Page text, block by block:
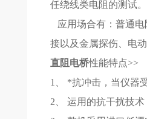
任绕线类电阻的测试。
应用场合有：普通电
接以及金属探伤、电
直阻电桥性能特点>>
1、 *抗冲击，当仪器
2、 运用的抗干扰技